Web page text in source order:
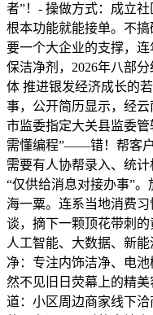
者”！- 操做方式：成立
根本功能就能接单。不
要一个大企业的支撑，
保洁净剂，2026年八部
体 推进银发经济成长的
事，公开简历显示，经
市监委指定大关县监委
需懂编程”——错！帮客户
需要有人协帮录入、统
“仅供给消息对接办事”
海一粟。连系当地消费
谈，摘下一颗顶花带刺的
人工智能、大数据、新
净：专注内饰洁净、电
然不见旧日荧幕上的精
道：小区周边商家线下